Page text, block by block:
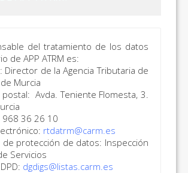
del tratamiento de los datos
de APP ATRM es:
Director de la Agencia Tributaria de
Murcia
postal: Avda. Teniente Flomesta, 3.
968 36 26 10
rtdatrm@carm.es
de protección de datos: Inspección
Servicios
dgdigs@listas.carm.es